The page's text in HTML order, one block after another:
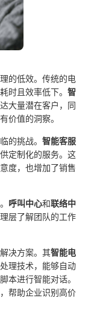
的低效。传统的电
时且效率低下。 智
大量潜在客户，同
价值的洞察。
的挑战。 智能客服
定制化的服务。这
度，也增加了销售
呼叫中心和联络中
层了解团队的工作
决方案。其智能电
理技术，能够自动
本进行智能对话。
帮助企业识别高价